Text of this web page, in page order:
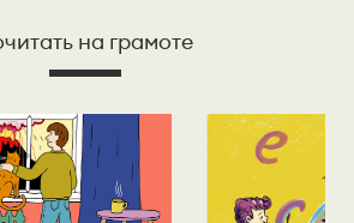
на грамоте